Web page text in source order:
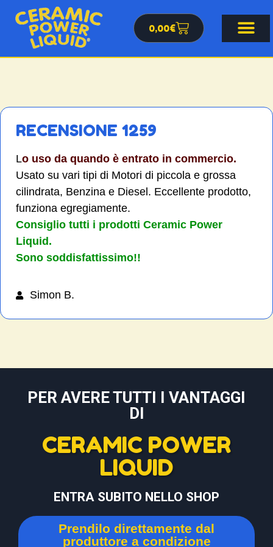
0,00€
RECENSIONE 1259
Lo uso da quando è entrato in commercio.
Usato su vari tipi di Motori di piccola e grossa
cilindrata, Benzina e Diesel. Eccellente prodotto,
funziona egregiamente.
Consiglio tutti i prodotti Ceramic Power
Liquid.
Sono soddisfattissimo!!
Simon B.
PER AVERE TUTTI I VANTAGGI
DI
CERAMIC POWER
LIQUID
ENTRA SUBITO NELLO SHOP
Prendilo direttamente dal
produttore a condizione